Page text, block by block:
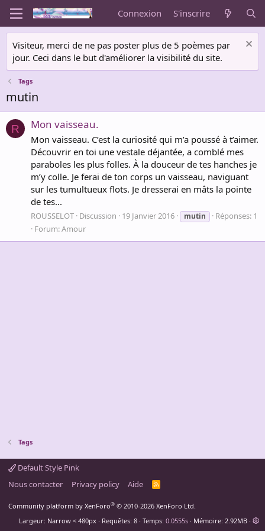
Connexion S'inscrire
Visiteur, merci de ne pas poster plus de 5 poèmes par
jour. Ceci dans le but d'améliorer la visibilité du site.
Tags
mutin
R Mon vaisseau.
Mon vaisseau. C’est la curiosité qui m’a poussé à t’aimer.
Découvrir en toi une vestale déjantée, a comblé mes
paraboles les plus folles. À la douceur de tes hanches je
m’y colle. Je ferai de ton corps un vaisseau, naviguant
sur les tumultueux flots. Je dresserai en mâts la pointe
de tes...
ROUSSELOT Discussion 19 Janvier 2016 mutin
Réponses: 1
Forum:Amour
Tags
Default Style Pink
Nous contacter
Privacy policy Aide
R
Community platform by XenForo® © 2010-2026 XenForo Ltd.
Largeur
Requêtes 8 Temps 0.0555s Mémoire 2.92MB